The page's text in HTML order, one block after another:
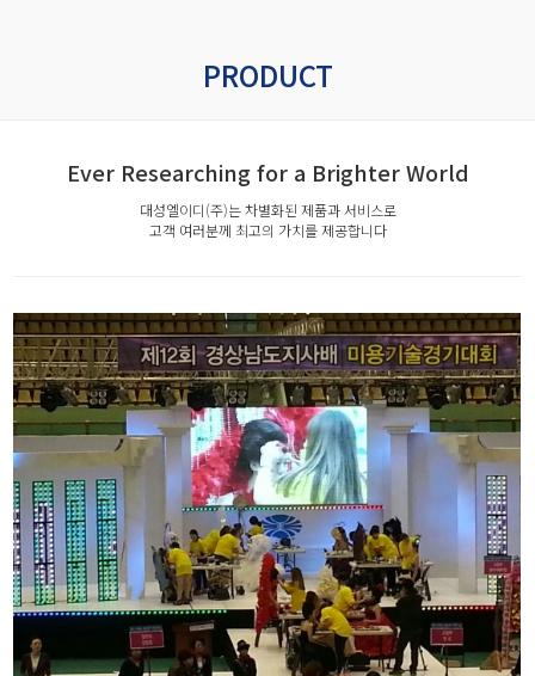
PRODUCT
Ever Researching for a Brighter World
대성엘이디(주)는 차별화된 제품과 서비스로
고객 여러분께 최고의 가치를 제공합니다